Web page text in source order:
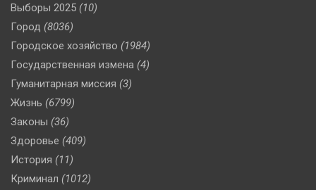
Выборы 2025 (10)
Город (8036)
Городское хозяйство (1984)
Государственная измена (4)
Гуманитарная миссия (3)
Жизнь (6799)
Законы (36)
Здоровье (409)
История (11)
Криминал (1012)